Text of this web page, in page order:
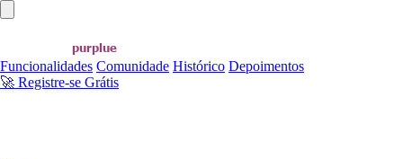
Funcionalidades Comunidade Histórico Depoimentos
🚀 Registre-se Grátis